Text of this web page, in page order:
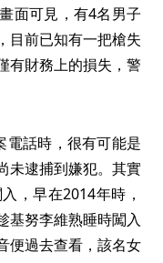
面可見，有4名男子
目前已知有一把槍失
有財務上的損失，警
電話時，很有可能是
未逮捕到嫌犯。其實
，早在2014年時，
基努李維熟睡時闖入
便過去查看，該名女